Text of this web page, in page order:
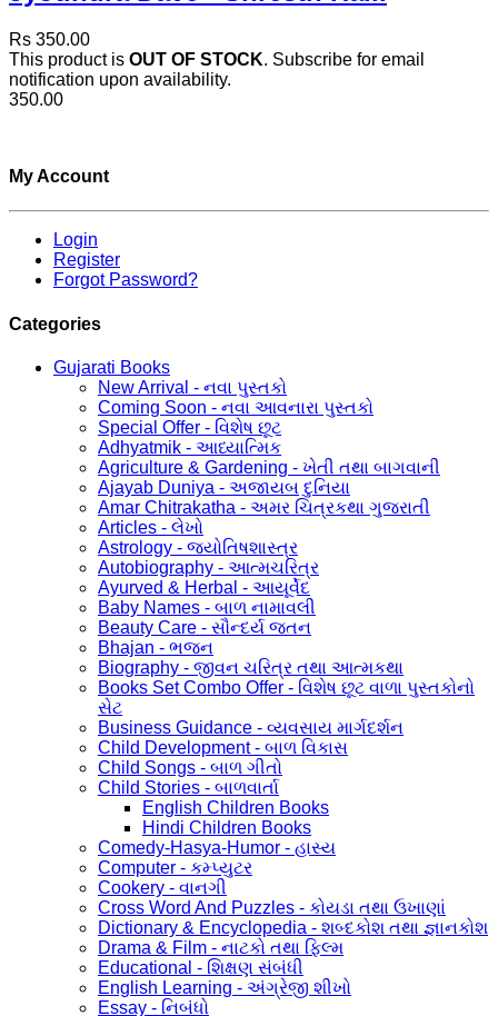
Rs 350.00
This product is OUT OF STOCK. Subscribe for email
notification upon availability.
350.00
My Account
Login
Register
Forgot Password?
Categories
Gujarati Books
New Arrival - નવા પુસ્તકો
Coming Soon - નવા આવનારા પુસ્તકો
Special Offer - વિશેષ છૂટ
Adhyatmik - આધ્યાત્મિક
Agriculture & Gardening - ખેતી તથા બાગવાની
Ajayab Duniya - અજાયબ દુનિયા
Amar Chitrakatha - અમર ચિત્રકથા ગુજરાતી
Articles - લેખો
Astrology - જ્યોતિષશાસ્ત્ર
Autobiography - આત્મચરિત્ર
Ayurved & Herbal - આયૂર્વેદ
Baby Names - બાળ નામાવલી
Beauty Care - સૌન્દર્ય જતન
Bhajan - ભજન
Biography - જીવન ચરિત્ર તથા આત્મકથા
Books Set Combo Offer - વિશેષ છૂટ વાળા પુસ્તકોનો
સેટ
Business Guidance - વ્યવસાય માર્ગદર્શન
Child Development - બાળ વિકાસ
Child Songs - બાળ ગીતો
Child Stories - બાળવાર્તા
English Children Books
Hindi Children Books
Comedy-Hasya-Humor - હાસ્ય
Computer - કમ્પ્યુટર
Cookery - વાનગી
Cross Word And Puzzles - કોયડા તથા ઉખાણાં
Dictionary & Encyclopedia - શબ્દકોશ તથા જ્ઞાનકોશ
Drama & Film - નાટકો તથા ફિલ્મ
Educational - શિક્ષણ સંબંધી
English Learning - અંગ્રેજી શીખો
Essay - નિબંધો